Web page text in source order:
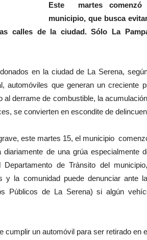
Este martes
municipio, que busca
calles de la ciudad. Sólo La
en la ciudad de La Serena,
automóviles que generan un creciente
al derrame de combustible, la
se convierten en escondite de
este martes 15, el municipio
de una grúa especialmente
de Tránsito del
la comunidad puede denunciar ante
Públicos de La Serena) si algún
cumplir un automóvil para ser retirado en